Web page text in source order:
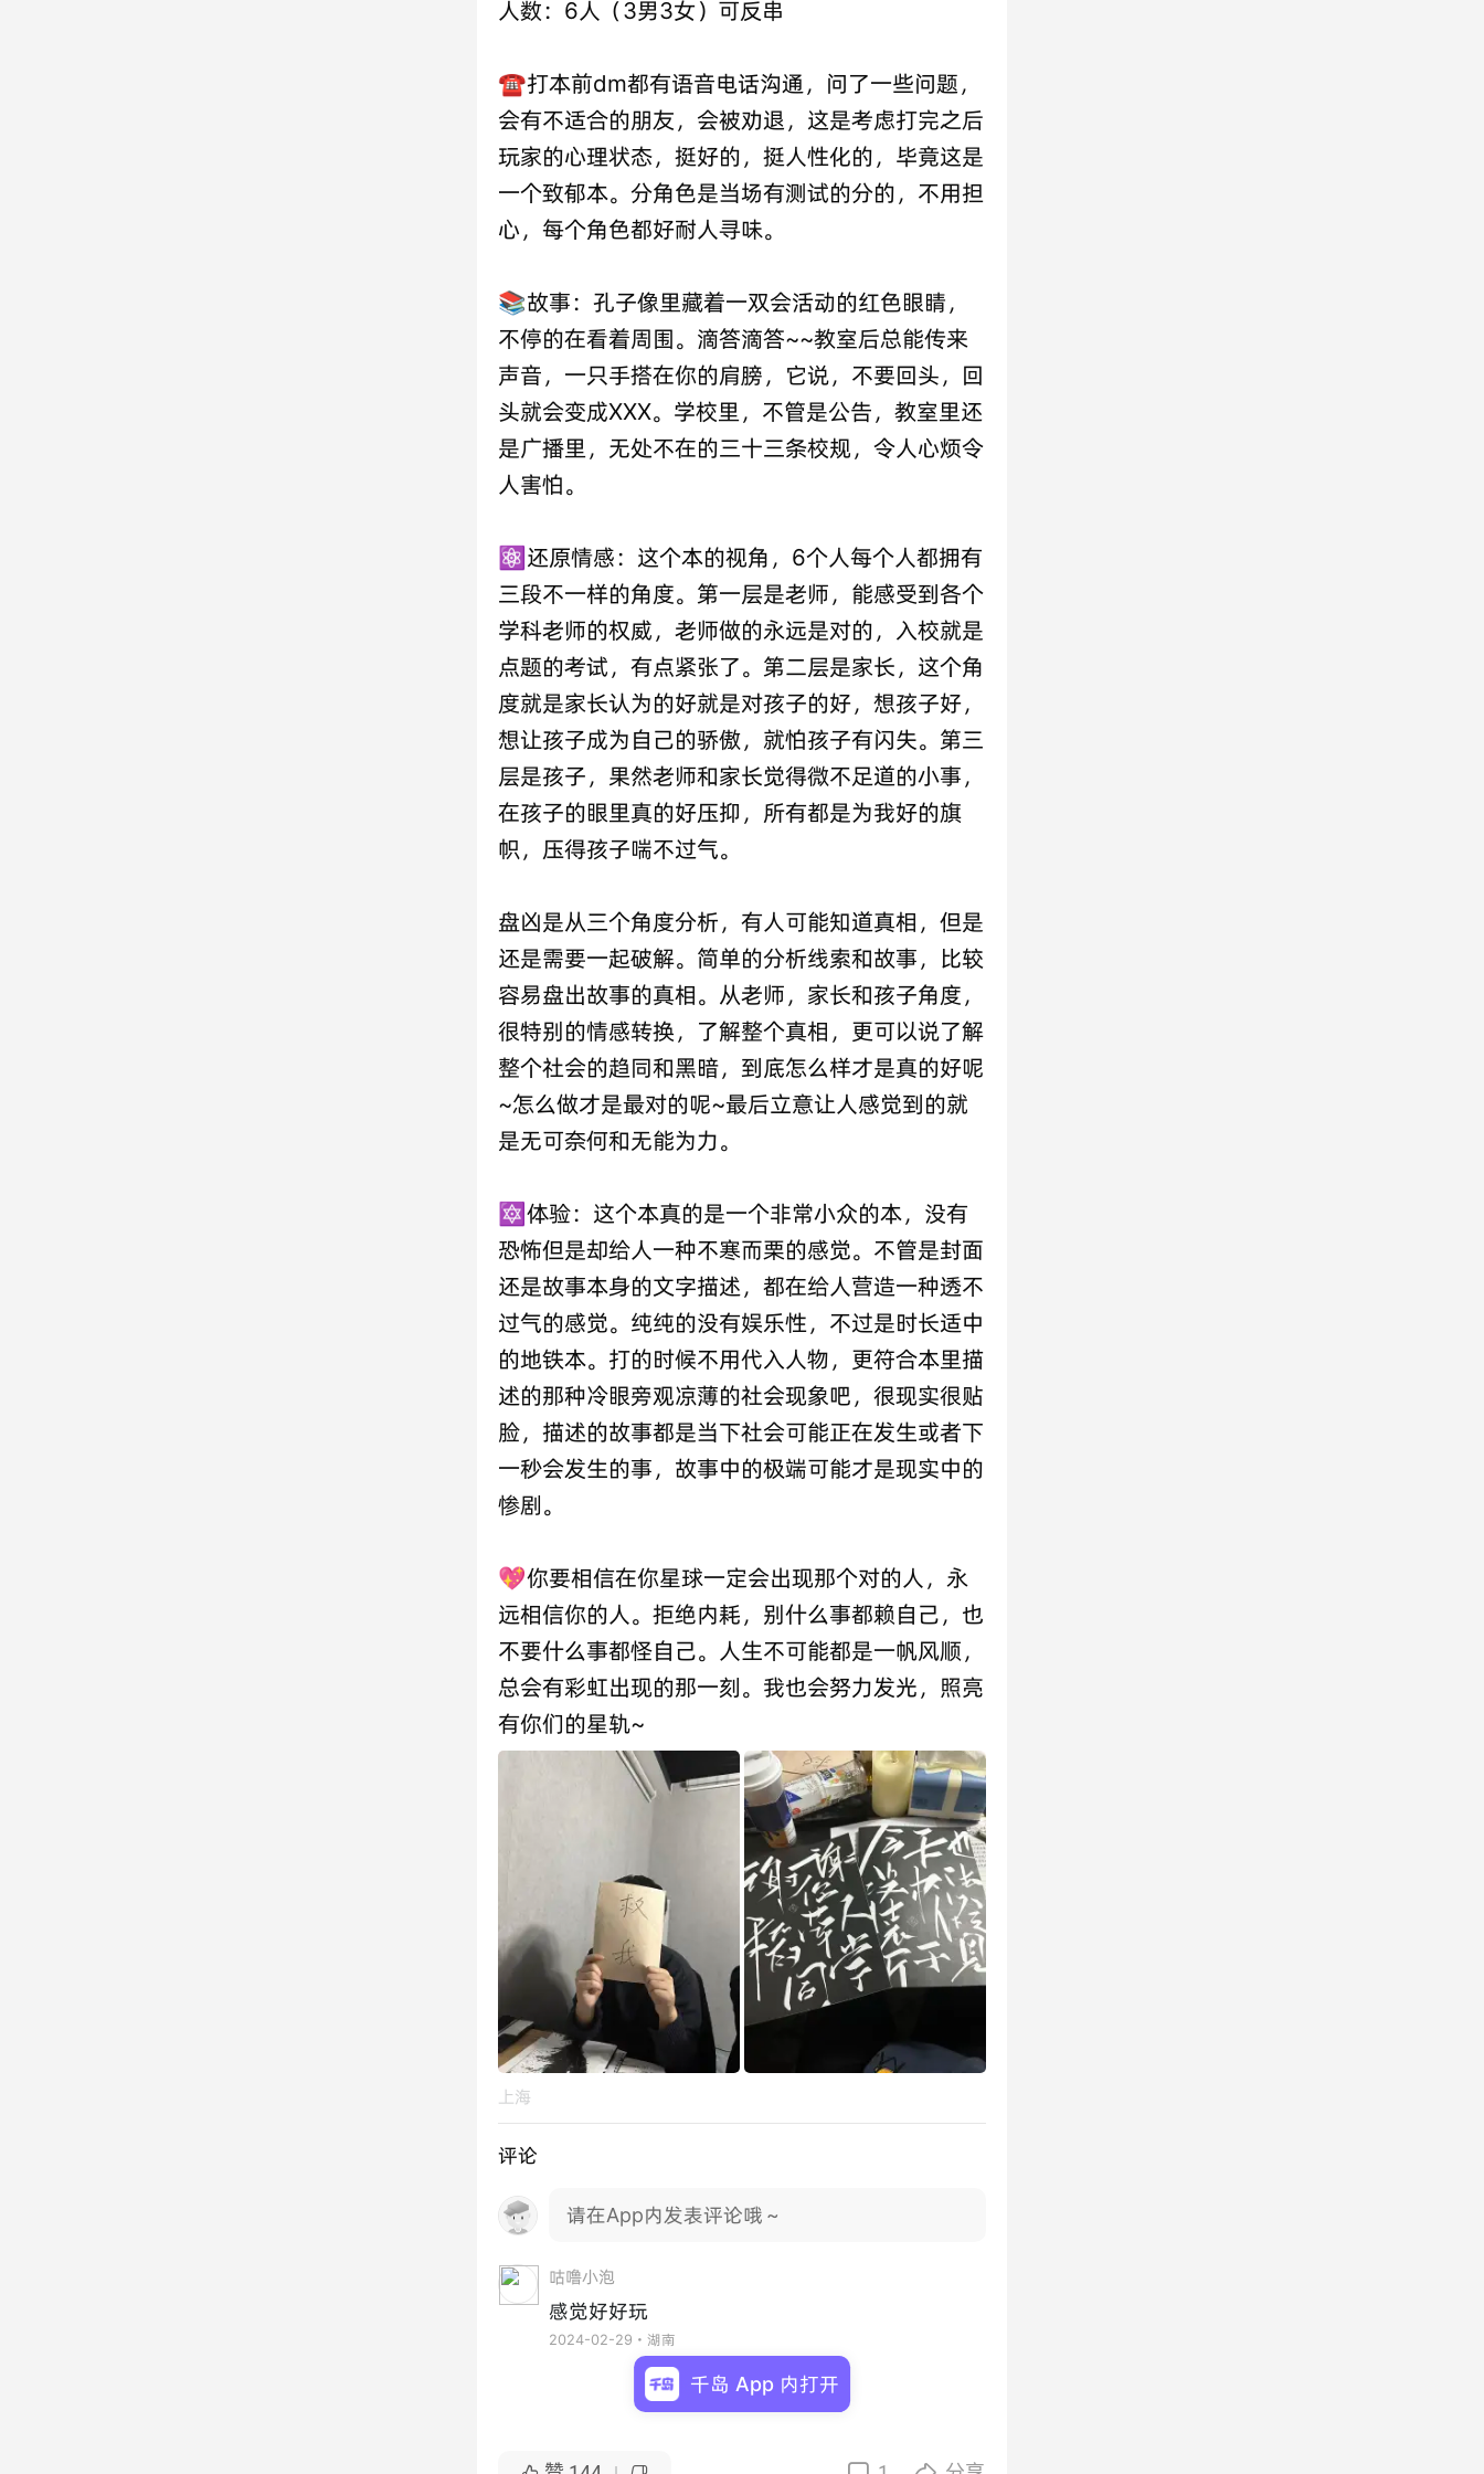
人数：6人（3男3女）可反串
☎️打本前dm都有语音电话沟通，问了一些问题，
会有不适合的朋友，会被劝退，这是考虑打完之后
玩家的心理状态，挺好的，挺人性化的，毕竟这是
一个致郁本。分角色是当场有测试的分的，不用担
心，每个角色都好耐人寻味。
📚故事：孔子像里藏着一双会活动的红色眼睛，
不停的在看着周围。滴答滴答~~教室后总能传来
声音，一只手搭在你的肩膀，它说，不要回头，回
头就会变成XXX。学校里，不管是公告，教室里还
是广播里，无处不在的三十三条校规，令人心烦令
人害怕。
⚛️还原情感：这个本的视角，6个人每个人都拥有
三段不一样的角度。第一层是老师，能感受到各个
学科老师的权威，老师做的永远是对的，入校就是
点题的考试，有点紧张了。第二层是家长，这个角
度就是家长认为的好就是对孩子的好，想孩子好，
想让孩子成为自己的骄傲，就怕孩子有闪失。第三
层是孩子，果然老师和家长觉得微不足道的小事，
在孩子的眼里真的好压抑，所有都是为我好的旗
帜，压得孩子喘不过气。
盘凶是从三个角度分析，有人可能知道真相，但是
还是需要一起破解。简单的分析线索和故事，比较
容易盘出故事的真相。从老师，家长和孩子角度，
很特别的情感转换，了解整个真相，更可以说了解
整个社会的趋同和黑暗，到底怎么样才是真的好呢
~怎么做才是最对的呢~最后立意让人感觉到的就
是无可奈何和无能为力。
🔯体验：这个本真的是一个非常小众的本，没有
恐怖但是却给人一种不寒而栗的感觉。不管是封面
还是故事本身的文字描述，都在给人营造一种透不
过气的感觉。纯纯的没有娱乐性，不过是时长适中
的地铁本。打的时候不用代入人物，更符合本里描
述的那种冷眼旁观凉薄的社会现象吧，很现实很贴
脸，描述的故事都是当下社会可能正在发生或者下
一秒会发生的事，故事中的极端可能才是现实中的
惨剧。
💖你要相信在你星球一定会出现那个对的人，永
远相信你的人。拒绝内耗，别什么事都赖自己，也
不要什么事都怪自己。人生不可能都是一帆风顺，
总会有彩虹出现的那一刻。我也会努力发光，照亮
有你们的星轨~
上海
评论
请在App内发表评论哦～
咕噜小泡
感觉好好玩
2024-02-29・湖南
千岛 App 内打开